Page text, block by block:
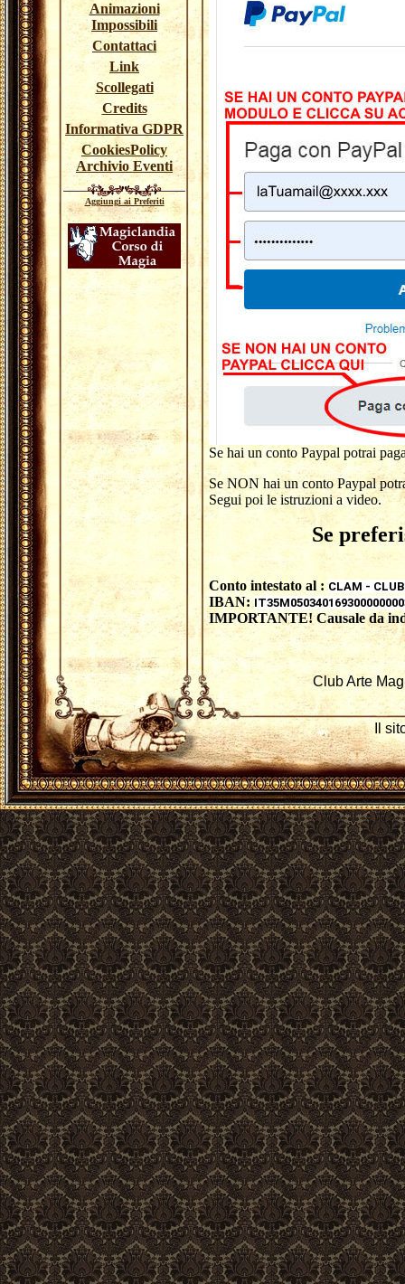
Animazioni
Impossibili
Contattaci
Link
Scollegati
Credits
Informativa GDPR
CookiesPolicy
Archivio Eventi
Aggiungi ai Preferiti
Se hai un conto Paypal potrai
Se NON hai un conto Paypal
Segui poi le istruzioni a video.
Se
Conto intestato al : CLAM -
IBAN:
IMPORTANTE! Causale da
Club Arte
Il